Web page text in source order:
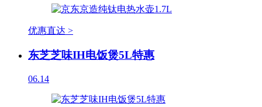
优惠直达 >
东芝芝味IH电饭煲5L特惠
06.14